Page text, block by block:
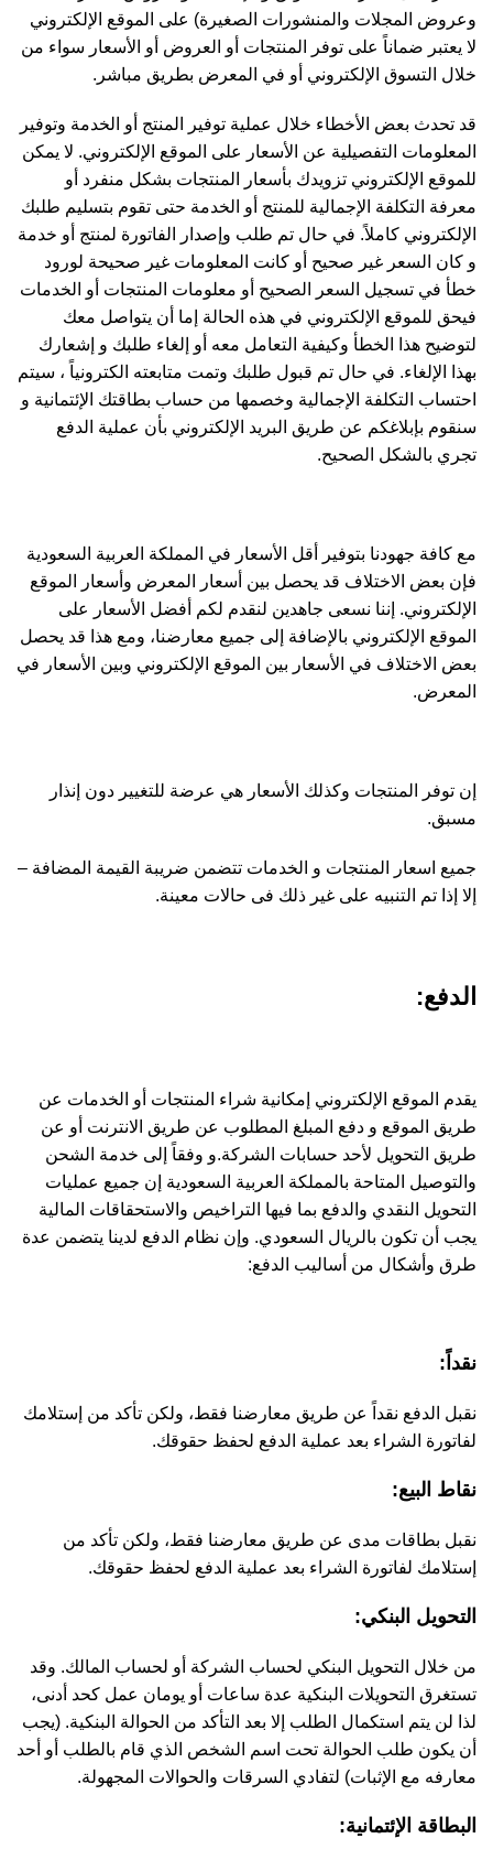
وعروض المجلات والمنشورات الصغيرة) على الموقع الإلكتروني
لا يعتبر ضماناً على توفر المنتجات أو العروض أو الأسعار سواء من
خلال التسوق الإلكتروني أو في المعرض بطريق مباشر.
قد تحدث بعض الأخطاء خلال عملية توفير المنتج أو الخدمة وتوفير
المعلومات التفصيلية عن الأسعار على الموقع الإلكتروني. لا يمكن
للموقع الإلكتروني تزويدك بأسعار المنتجات بشكل منفرد أو
معرفة التكلفة الإجمالية للمنتج أو الخدمة حتى تقوم بتسليم طلبك
الإلكتروني كاملاً. في حال تم طلب وإصدار الفاتورة لمنتج أو خدمة
و كان السعر غير صحيح أو كانت المعلومات غير صحيحة لورود
خطأ في تسجيل السعر الصحيح أو معلومات المنتجات أو الخدمات
فيحق للموقع الإلكتروني في هذه الحالة إما أن يتواصل معك
لتوضيح هذا الخطأ وكيفية التعامل معه أو إلغاء طلبك و إشعارك
بهذا الإلغاء. في حال تم قبول طلبك وتمت متابعته الكترونياً ، سيتم
احتساب التكلفة الإجمالية وخصمها من حساب بطاقتك الإئتمانية و
سنقوم بإبلاغكم عن طريق البريد الإلكتروني بأن عملية الدفع
تجري بالشكل الصحيح.
مع كافة جهودنا بتوفير أقل الأسعار في المملكة العربية السعودية
فإن بعض الاختلاف قد يحصل بين أسعار المعرض وأسعار الموقع
الإلكتروني. إننا نسعى جاهدين لنقدم لكم أفضل الأسعار على
الموقع الإلكتروني بالإضافة إلى جميع معارضنا، ومع هذا قد يحصل
بعض الاختلاف في الأسعار بين الموقع الإلكتروني وبين الأسعار في
المعرض.
إن توفر المنتجات وكذلك الأسعار هي عرضة للتغيير دون إنذار
مسبق.
جميع اسعار المنتجات و الخدمات تتضمن ضريبة القيمة المضافة –
إلا إذا تم التنبيه على غير ذلك فى حالات معينة.
الدفع:
يقدم الموقع الإلكتروني إمكانية شراء المنتجات أو الخدمات عن
طريق الموقع و دفع المبلغ المطلوب عن طريق الانترنت أو عن
طريق التحويل لأحد حسابات الشركة.و وفقاً إلى خدمة الشحن
والتوصيل المتاحة بالمملكة العربية السعودية إن جميع عمليات
التحويل النقدي والدفع بما فيها التراخيص والاستحقاقات المالية
يجب أن تكون بالريال السعودي. وإن نظام الدفع لدينا يتضمن عدة
طرق وأشكال من أساليب الدفع:
نقداً:
نقبل الدفع نقداً عن طريق معارضنا فقط، ولكن تأكد من إستلامك
لفاتورة الشراء بعد عملية الدفع لحفظ حقوقك.
نقاط البيع:
نقبل بطاقات مدى عن طريق معارضنا فقط، ولكن تأكد من
إستلامك لفاتورة الشراء بعد عملية الدفع لحفظ حقوقك.
التحويل البنكي:
من خلال التحويل البنكي لحساب الشركة أو لحساب المالك. وقد
تستغرق التحويلات البنكية عدة ساعات أو يومان عمل كحد أدنى،
لذا لن يتم استكمال الطلب إلا بعد التأكد من الحوالة البنكية. (يجب
أن يكون طلب الحوالة تحت اسم الشخص الذي قام بالطلب أو أحد
معارفه مع الإثبات) لتفادي السرقات والحوالات المجهولة.
البطاقة الإئتمانية: